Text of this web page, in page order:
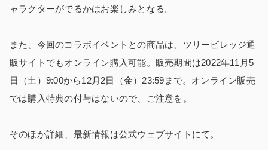
ャラクターがでるかはお楽しみとなる。
また、今回のコラボイベントとの商品は、ツリービレッジ通
販サイトでもオンライン購入可能。販売期間は2022年11月5
日（土）9:00から12月2日（金）23:59まで。オンライン販売
では購入特典の付与はないので、ご注意を。
そのほか詳細、最新情報は公式ウェブサイトにて。